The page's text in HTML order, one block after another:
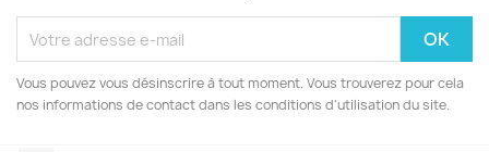
Vous pouvez vous désinscrire à tout moment. Vous trouverez pour cela
nos informations de contact dans les conditions d'utilisation du site.